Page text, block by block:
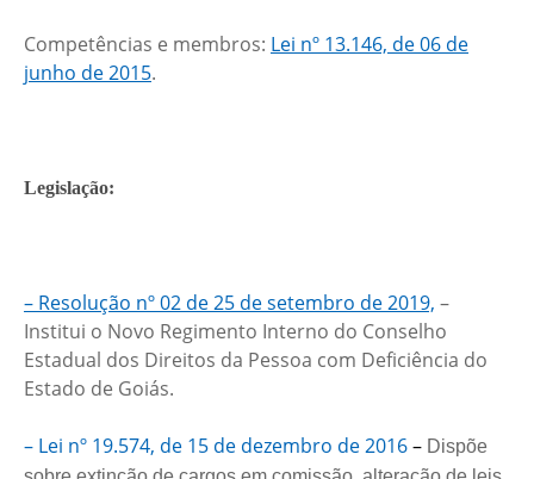
Competências e membros: Lei nº 13.146, de 06 de
junho de 2015.
Legislação:
– Resolução nº 02 de 25 de setembro de 2019, –
Institui o Novo Regimento Interno do Conselho
Estadual dos Direitos da Pessoa com Deficiência do
Estado de Goiás.
– Lei nº 19.574, de 15 de dezembro de 2016– Dispõe